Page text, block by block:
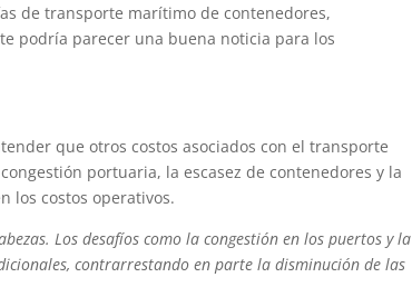
de transporte marítimo de contenedores,
podría parecer una buena noticia para los
que otros costos asociados con el transporte
portuaria, la escasez de contenedores y la
los costos operativos.
Los desafíos como la congestión en los puertos y la
contrarrestando en parte la disminución de las